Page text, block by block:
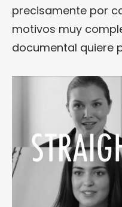
precisamente por
motivos muy
documental quiere